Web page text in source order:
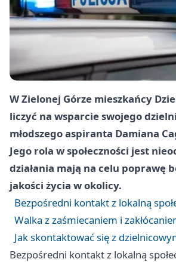
W Zielonej Górze mieszkańcy
liczyć na wsparcie swojego
młodszego aspiranta Damiana
Jego rola w społeczności jest
działania mają na celu poprawę
jakości życia w okolicy.
Bezpośredni kontakt z lokalną
Walka z zaśmiecaniem i
Jak skontaktować się z
Bezpośredni kontakt z lokalną